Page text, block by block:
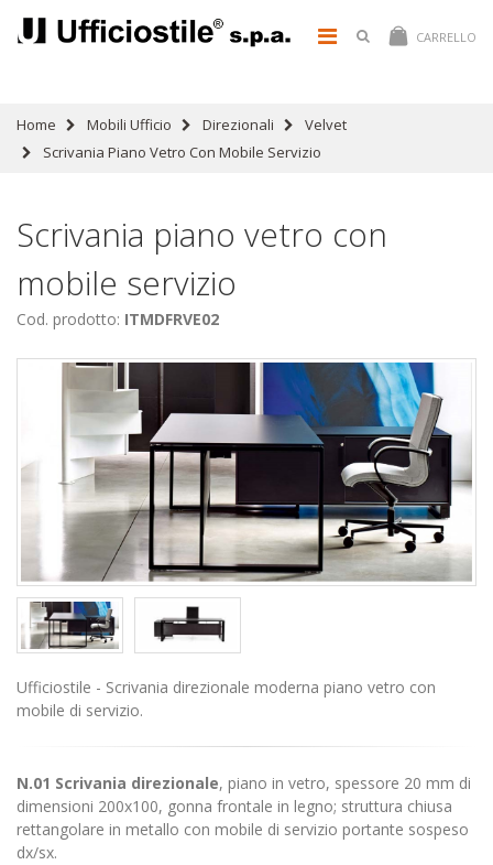
CARRELLO
Home Mobili Ufficio Direzionali
Velvet
Scrivania Piano Vetro Con Mobile Servizio
Scrivania piano vetro con
mobile servizio
Cod. prodotto: ITMDFRVE02
Ufficiostile - Scrivania direzionale moderna piano vetro con
mobile di servizio.
N.01 Scrivania direzionale, piano in vetro, spessore 20 mm di
dimensioni 200x100, gonna frontale in legno; struttura chiusa
rettangolare in metallo con mobile di servizio portante sospeso
dx/sx.